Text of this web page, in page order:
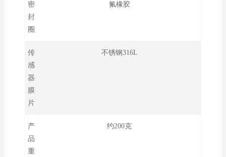
密
封
圈
氟橡胶
传
感
器
膜
片
不锈钢316L
产
品
重
约200克